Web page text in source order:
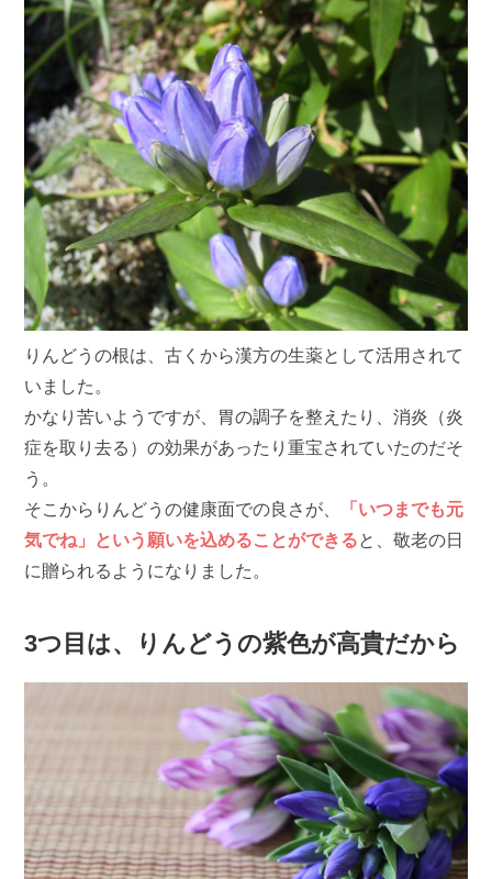
りんどうの根は、古くから漢方の生薬として活用されて
いました。
かなり苦いようですが、胃の調子を整えたり、消炎（炎
症を取り去る）の効果があったり重宝されていたのだそ
う。
そこからりんどうの健康面での良さが、
「いつまでも元
気でね」という願いを込めることができると、敬老の日
に贈られるようになりました。
3つ目は、りんどうの紫色が高貴だから